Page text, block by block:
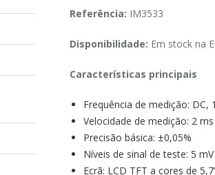
Referência: IM3533
Disponibilidade: Em stock na
Características principais
Frequência de medição: DC,
Velocidade de medição: 2
Precisão básica: ±0,05%
Níveis de sinal de teste: 5
Ecrã: LCD TFT a cores de